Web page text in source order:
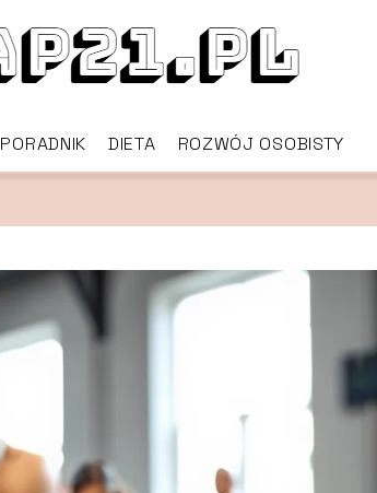
PORADNIK DIETA ROZWÓJ OSOBISTY